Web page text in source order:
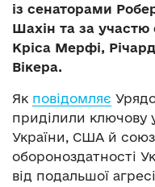
із сенаторами
Шахін та за участю
Кріса Мерфі,
Вікера.
Як повідомляє
приділили ключову
України, США й
обороноздатності
від подальшої